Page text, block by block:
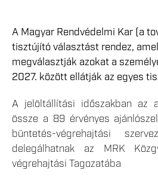
A Magyar Rendvédelmi Kar (a
tisztújító választást rendez,
megválasztják azokat a
2027. között ellátják az egyes
A jelöltállítási időszakban az
össze a 89 érvényes
büntetés-végrehajtási
delegálhatnak az MRK
végrehajtási Tagozatába